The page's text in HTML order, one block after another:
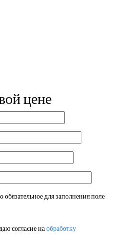
цене
для заполнения поле
согласие наобработку